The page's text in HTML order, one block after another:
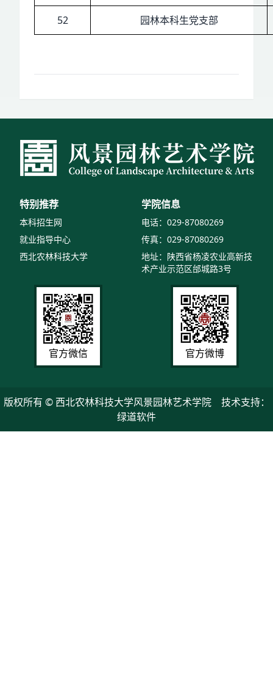
52 园林本科生党支部
特别推荐
本科招生网
就业指导中心
西北农林科技大学
学院信息
电话：029-87080269
传真：029-87080269
地址：陕西省杨凌农业高新技
术产业示范区邰城路3号
官方微信 官方微博
版权所有 © 西北农林科技大学风景园林艺术学院 技术支持：
绿道软件